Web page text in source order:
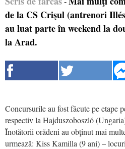
-
de la CS Crişul (antrenori
au luat parte în weekend la
la Arad.
Concursurile au fost făcute pe etape
respectiv la Hajduszoboszló
Înotătorii orădeni au obţinut mai
urmează: Kiss Kamilla (9 ani) –